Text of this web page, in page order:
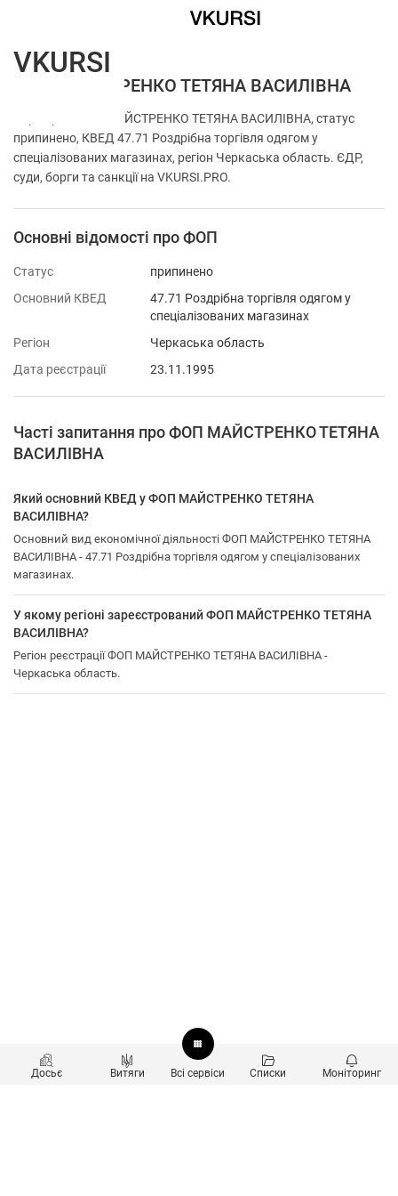
ФОП МАЙСТРЕНКО ТЕТЯНА ВАСИЛІВНА
Перевірка ФОП МАЙСТРЕНКО ТЕТЯНА ВАСИЛІВНА, статус
припинено, КВЕД 47.71 Роздрібна торгівля одягом у
спеціалізованих магазинах, регіон Черкаська область. ЄДР,
суди, борги та санкції на VKURSI.PRO.
Основні відомості про ФОП
Статус
припинено
Основний КВЕД
47.71 Роздрібна торгівля одягом у
спеціалізованих магазинах
Регіон
Черкаська область
Дата реєстрації
23.11.1995
Часті запитання про ФОП МАЙСТРЕНКО ТЕТЯНА
ВАСИЛІВНА
Який основний КВЕД у ФОП МАЙСТРЕНКО ТЕТЯНА
ВАСИЛІВНА?
Основний вид економічної діяльності ФОП МАЙСТРЕНКО ТЕТЯНА
ВАСИЛІВНА - 47.71 Роздрібна торгівля одягом у спеціалізованих
магазинах.
У якому регіоні зареєстрований ФОП МАЙСТРЕНКО ТЕТЯНА
ВАСИЛІВНА?
Регіон реєстрації ФОП МАЙСТРЕНКО ТЕТЯНА ВАСИЛІВНА -
Черкаська область.
Досьє Витяги Всі сервіси Списки Моніторинг
VKURSI